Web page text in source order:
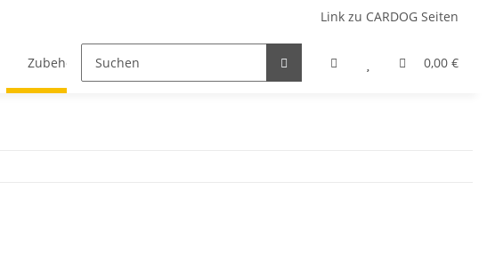
Link zu CARDOG Seiten
0,00 €
Zubehör Auto Zubehör Hund